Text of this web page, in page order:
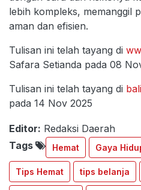
lebih kompleks, memanggil
aman dan efisien.
Tulisan ini telah tayang di
Safara Setianda pada 08
Tulisan ini telah tayang di
pada 14 Nov 2025
Editor: Redaksi Daerah
Tags
Hemat Gaya
Tips Hemat tips belanja